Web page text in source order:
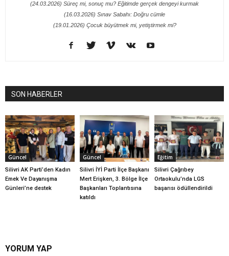
(24.03.2026) Süreç mi, sonuç mu? Eğitimde gerçek dengeyi kurmak
(16.03.2026) Sınav Sabahı: Doğru cümle
(19.01.2026) Çocuk büyütmek mi, yetiştirmek mi?
SON HABERLER
Güncel
Silivri AK Parti’den Kadın
Emek Ve Dayanışma
Günleri’ne destek
Güncel
Silivri İYİ Parti İlçe Başkanı
Mert Erişken, 3. Bölge İlçe
Başkanları Toplantısına
katıldı
Eğitim
Silivri Çağrıbey
Ortaokulu’nda LGS
başarısı ödüllendirildi
YORUM YAP